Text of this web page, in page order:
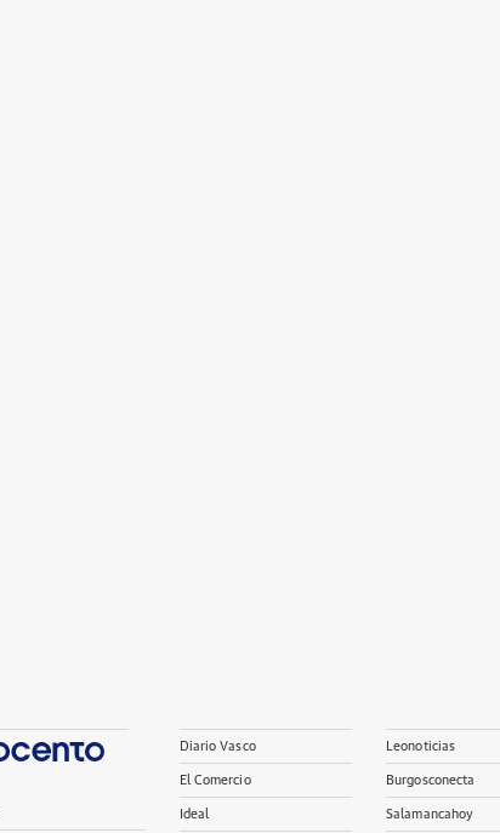
Diario Vasco
El Comercio
Ideal
Leonoticias
Burgosconecta
Salamancahoy